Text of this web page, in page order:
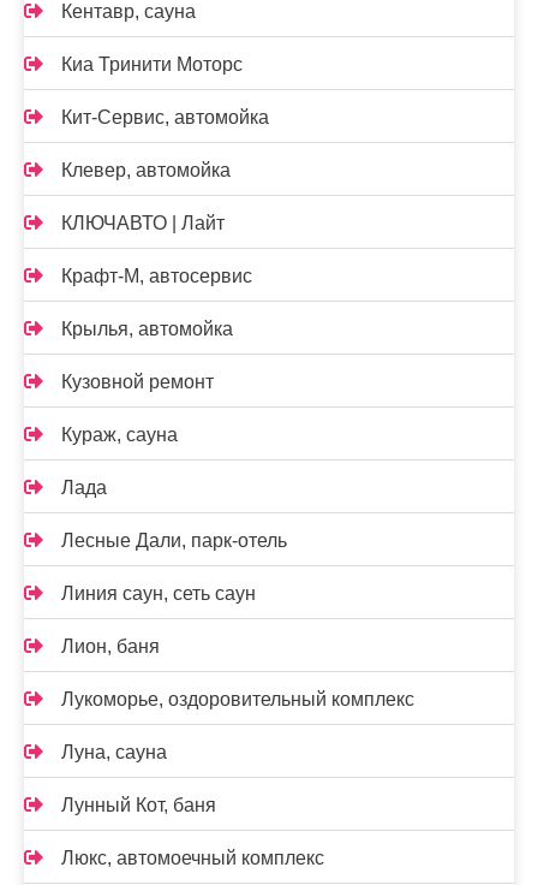
Кентавр, сауна
Киа Тринити Моторс
Кит-Сервис, автомойка
Клевер, автомойка
КЛЮЧАВТО | Лайт
Крафт-М, автосервис
Крылья, автомойка
Кузовной ремонт
Кураж, сауна
Лада
Лесные Дали, парк-отель
Линия саун, сеть саун
Лион, баня
Лукоморье, оздоровительный комплекс
Луна, сауна
Лунный Кот, баня
Люкс, автомоечный комплекс